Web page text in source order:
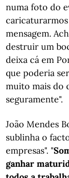
numa foto do
mensagem.
destruir um
deixa cá em
que poderia
muito mais do
seguramente".
João Mendes
sublinha o
empresas". "
ganhar